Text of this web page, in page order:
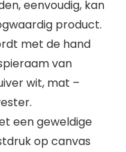
eenvoudig, kan
product.
met de hand
van
wit, mat –
een geweldige
op canvas